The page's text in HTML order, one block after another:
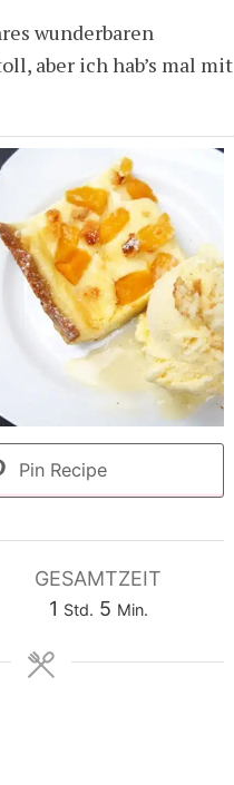
wunderbaren
aber ich hab’s mal mit
Pin Recipe
GESAMTZEIT
1 Stunde
Std. 5Minuten
Min.